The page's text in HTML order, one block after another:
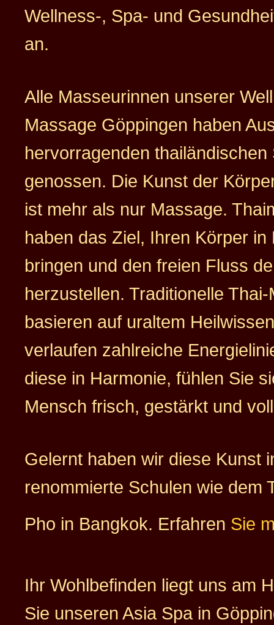
Wellness-, Spa- und
an.
Alle Masseurinnen unserer
Massage Göppingen haben
hervorragenden thailändischen
genossen. Die Kunst der
ist mehr als nur Massage.
haben das Ziel, Ihren Körper in
bringen und den freien Fluss
herzustellen. Traditionelle
basieren auf uraltem
verlaufen zahlreiche
diese in Harmonie, fühlen Sie
Mensch frisch, gestärkt und
Gelernt haben wir diese Kunst
renommierte Schulen wie dem
Pho in Bangkok. Erfahren Sie
Ihr Wohlbefinden liegt uns am
Sie unseren Asia Spa in